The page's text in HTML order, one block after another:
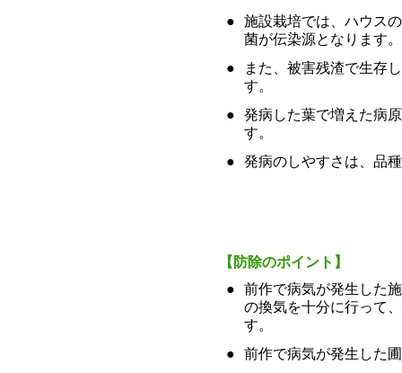
●
施設栽培では、ハウス
菌が伝染源となります。
●
また、被害残渣で生存
す。
●
発病した葉で増えた病
す。
●
発病のしやすさは、品
【防除のポイント】
●
前作で病気が発生した
の換気を十分に行って
す。
●
前作で病気が発生した